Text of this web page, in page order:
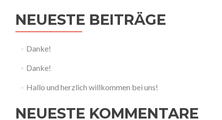
NEUESTE BEITRÄGE
Danke!
Danke!
Hallo und herzlich willkommen bei uns!
NEUESTE KOMMENTARE